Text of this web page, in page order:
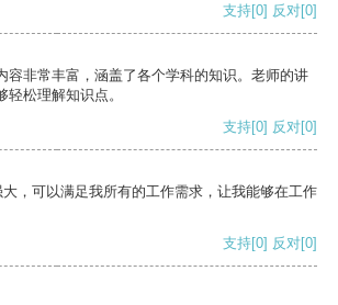
支持[0] 反对[0]
容非常丰富，涵盖了各个学科的知识。老师的讲
松理解知识点。
支持[0] 反对[0]
，可以满足我所有的工作需求，让我能够在工作
支持[0] 反对[0]